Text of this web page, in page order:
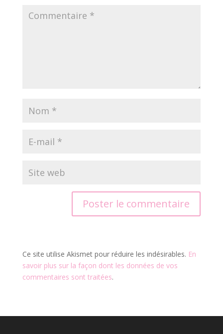
Ce site utilise Akismet pour réduire les indésirables. En
savoir plus sur la façon dont les données de vos
commentaires sont traitées.